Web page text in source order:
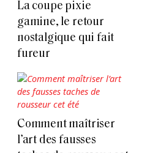
La coupe pixie
gamine, le retour
nostalgique qui fait
fureur
Comment maîtriser
l’art des fausses